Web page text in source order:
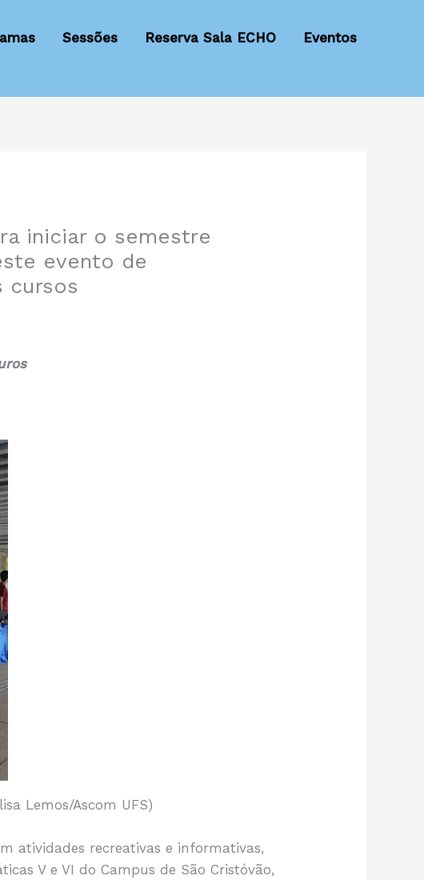
Sessões Reserva Sala ECHO
Eventos
iniciar o semestre
evento de
cursos
Lemos/Ascom UFS)
atividades recreativas e informativas,
V e VI do Campus de São Cristóvão,